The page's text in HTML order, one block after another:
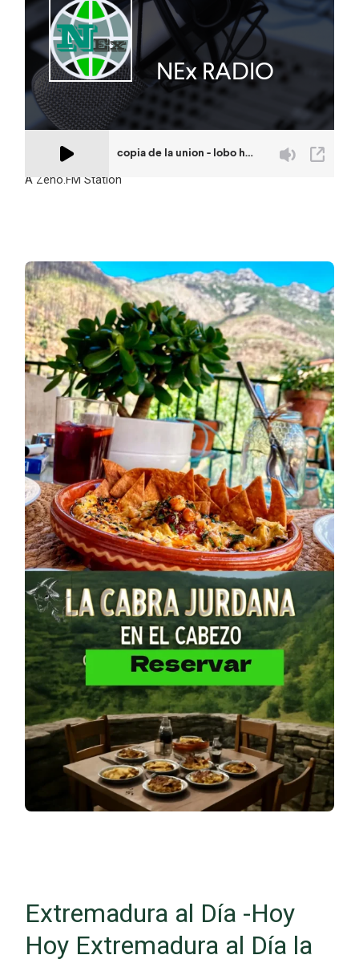
A Zeno.FM Station
Extremadura al Día -Hoy
Hoy Extremadura al Día la